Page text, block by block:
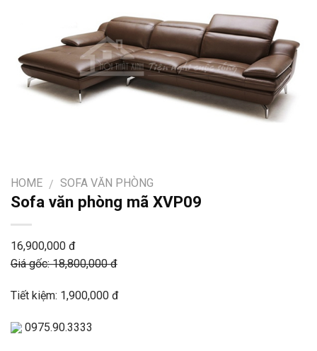
HOME / SOFA VĂN PHÒNG
Sofa văn phòng mã XVP09
16,900,000 đ
Giá gốc: 18,800,000 đ
Tiết kiệm: 1,900,000 đ
0975.90.3333